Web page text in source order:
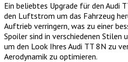
Ein beliebtes Upgrade für den Audi
den Luftstrom um das Fahrzeug
Auftrieb verringern, was zu einer
Spoiler sind in verschiedenen
um den Look Ihres Audi TT 8N zu
Aerodynamik zu optimieren.